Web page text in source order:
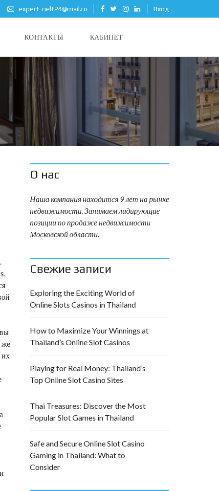
expert-rielt24@mail.ru Вход
КОНТАКТЫ КАБИНЕТ
же
их
О нас
Наша компания находится 9 лет на рынке
недвижимости. Занимаем лидирующие
позиции по продаже недвижимости
Московской области.
Свежие записи
Exploring the Exciting World of
Online Slots Casinos in Thailand
How to Maximize Your Winnings at
Thailand’s Online Slot Casinos
Playing for Real Money: Thailand’s
Top Online Slot Casino Sites
Thai Treasures: Discover the Most
Popular Slot Games in Thailand
Safe and Secure Online Slot Casino
Gaming in Thailand: What to
Consider